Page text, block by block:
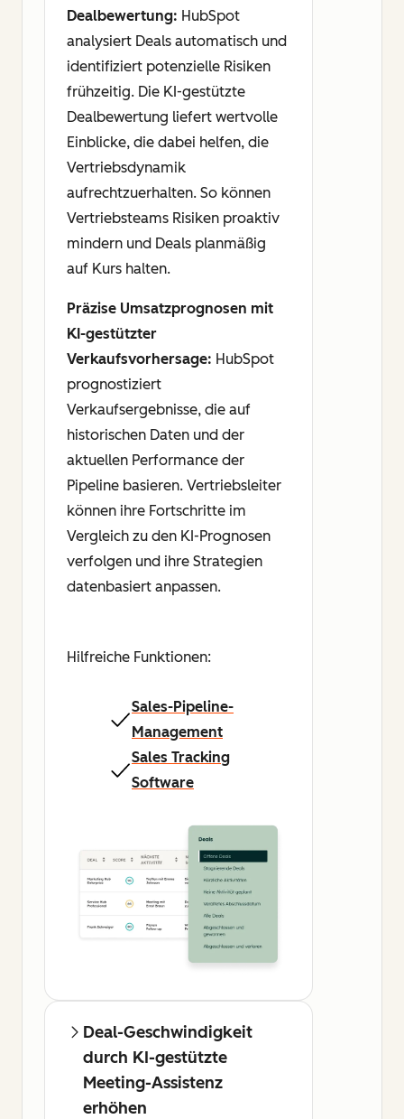
Dealbewertung: HubSpot
analysiert Deals automatisch und
identifiziert potenzielle Risiken
frühzeitig. Die KI-gestützte
Dealbewertung liefert wertvolle
Einblicke, die dabei helfen, die
Vertriebsdynamik
aufrechtzuerhalten. So können
Vertriebsteams Risiken proaktiv
mindern und Deals planmäßig
auf Kurs halten.
Präzise Umsatzprognosen mit
KI-gestützter
Verkaufsvorhersage: HubSpot
prognostiziert
Verkaufsergebnisse, die auf
historischen Daten und der
aktuellen Performance der
Pipeline basieren. Vertriebsleiter
können ihre Fortschritte im
Vergleich zu den KI-Prognosen
verfolgen und ihre Strategien
datenbasiert anpassen.
Hilfreiche Funktionen:
Sales-Pipeline-
Management
Sales Tracking
Software
Deal-Geschwindigkeit
durch KI-gestützte
Meeting-Assistenz
erhöhen